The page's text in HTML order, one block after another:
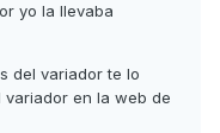
yo la llevaba
del variador te lo
en la web de